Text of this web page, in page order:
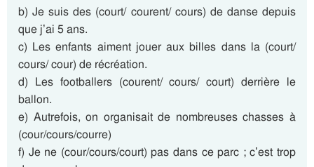
b) Je suis des (court/ courent/ cours) de danse depuis
que j’ai 5 ans.
c) Les enfants aiment jouer aux billes dans la (court/
cours/ cour) de récréation.
d) Les footballers (courent/ cours/ court) derrière le
ballon.
e) Autrefois, on organisait de nombreuses chasses à
(cour/cours/courre)
f) Je ne (cour/cours/court) pas dans ce parc ; c’est trop